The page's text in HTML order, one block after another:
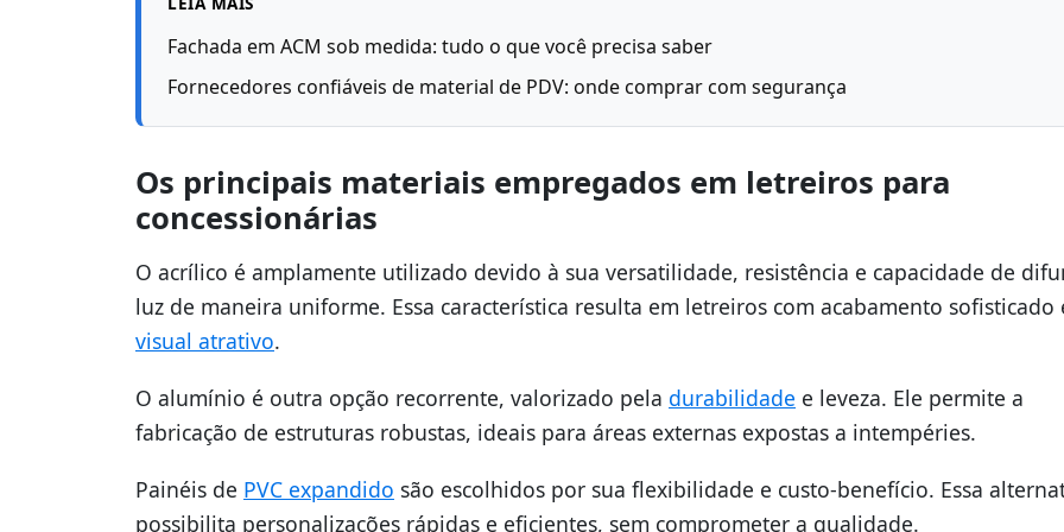
Fachada em ACM sob medida: tudo o que você precisa saber
Fornecedores confiáveis de material de PDV: onde comprar com segurança
Os principais materiais empregados em letreiros para
concessionárias
O acrílico é amplamente utilizado devido à sua versatilidade, resistência e capacidade de
luz de maneira uniforme. Essa característica resulta em letreiros com acabamento sofisticado
visual atrativo.
O alumínio é outra opção recorrente, valorizado pela durabilidade e leveza. Ele permite a
fabricação de estruturas robustas, ideais para áreas externas expostas a intempéries.
Painéis de PVC expandido são escolhidos por sua flexibilidade e custo-benefício. Essa
possibilita personalizações rápidas e eficientes, sem comprometer a qualidade.